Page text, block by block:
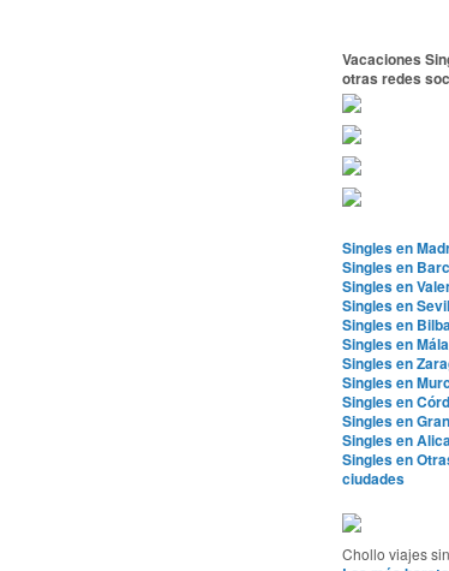
Vacaciones
otras redes
Singles en
Singles en
Singles en
Singles en
Singles en
Singles en
Singles en
Singles en
Singles en
Singles en
Singles en
Singles en
ciudades
Chollo viajes